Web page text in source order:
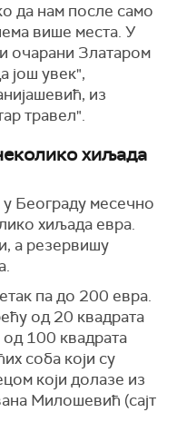
да нам после само
више места. У
очарани Златаром
још увек",
из
травел".
хиљада
Београду месечно
хиљада евра.
а резервишу
па до 200 евра.
од 20 квадрата
100 квадрата
соба који су
који долазе из
Милошевић (сајт